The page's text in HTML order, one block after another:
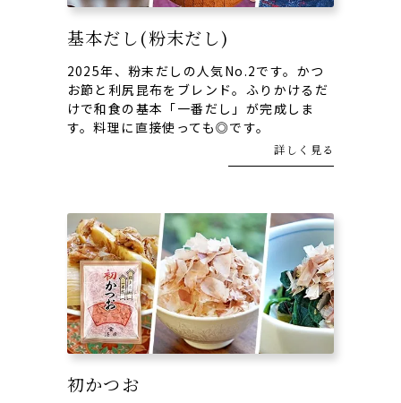
基本だし(粉末だし)
2025年、粉末だしの人気No.2です。かつ
お節と利尻昆布をブレンド。ふりかけるだ
けで和食の基本「一番だし」が完成しま
す。料理に直接使っても◎です。
詳しく見る
初かつお